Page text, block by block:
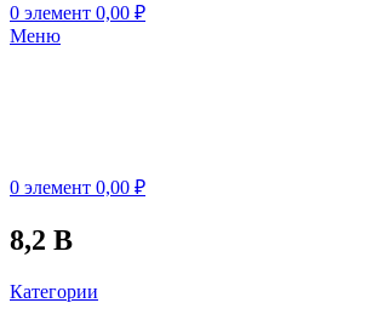
0 элемент 0,00 ₽
Меню
0 элемент 0,00 ₽
8,2 В
Категории